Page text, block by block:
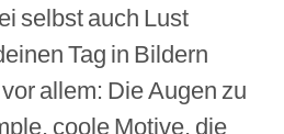
selbst auch Lust
Tag in Bildern
allem: Die Augen zu
coole Motive, die